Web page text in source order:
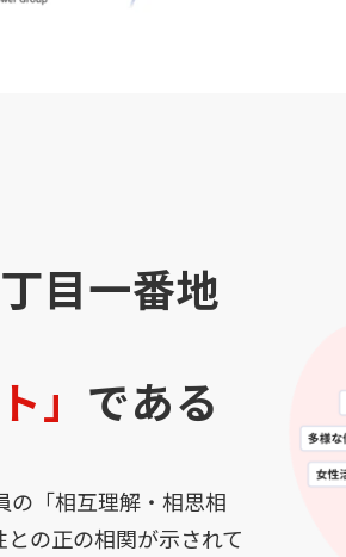
目一番地
」 である
の「相互理解・相思相
の正の相関が示されて